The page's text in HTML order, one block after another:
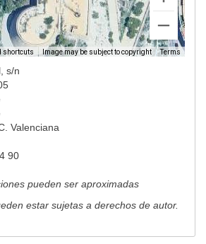
shortcuts Image may be subject to copyright Terms
s/n
Valenciana
90
pueden ser aproximadas
estar sujetas a derechos de autor.